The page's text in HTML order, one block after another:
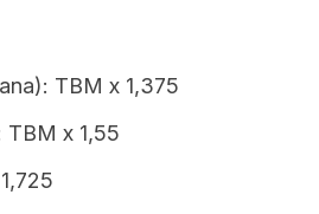
TBM x 1,375
x 1,55